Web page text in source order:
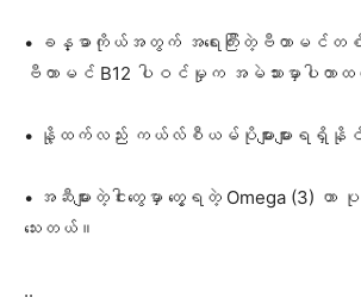
• ခန္ဓာကိုယ်အတွက် အရေးကြီးတဲ့ဗီတာမင်တစ်
ဗီတာမင် B12 ပါဝင်မှုက အမဲသားမှာပါတာထ
• နို့ထက်လည်း ကယ်လ်စီယမ်ပိုများများရရှိနို
• အဆီများတဲ့ငါးတွေမှာ တွေ့ရတဲ့ Omega (3) ဟ
သေးတယ်။
..